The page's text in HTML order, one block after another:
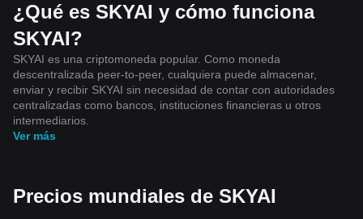
¿Qué es SKYAI y cómo funciona
SKYAI?
SKYAI es una criptomoneda popular. Como moneda
descentralizada peer-to-peer, cualquiera puede almacenar,
enviar y recibir SKYAI sin necesidad de contar con autoridades
centralizadas como bancos, instituciones financieras u otros
intermediarios.
Ver más
Precios mundiales de SKYAI